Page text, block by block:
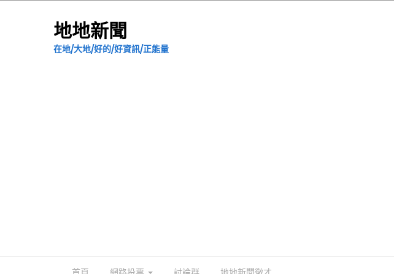
地地新聞
在地/大地/好的/好資訊/正能量